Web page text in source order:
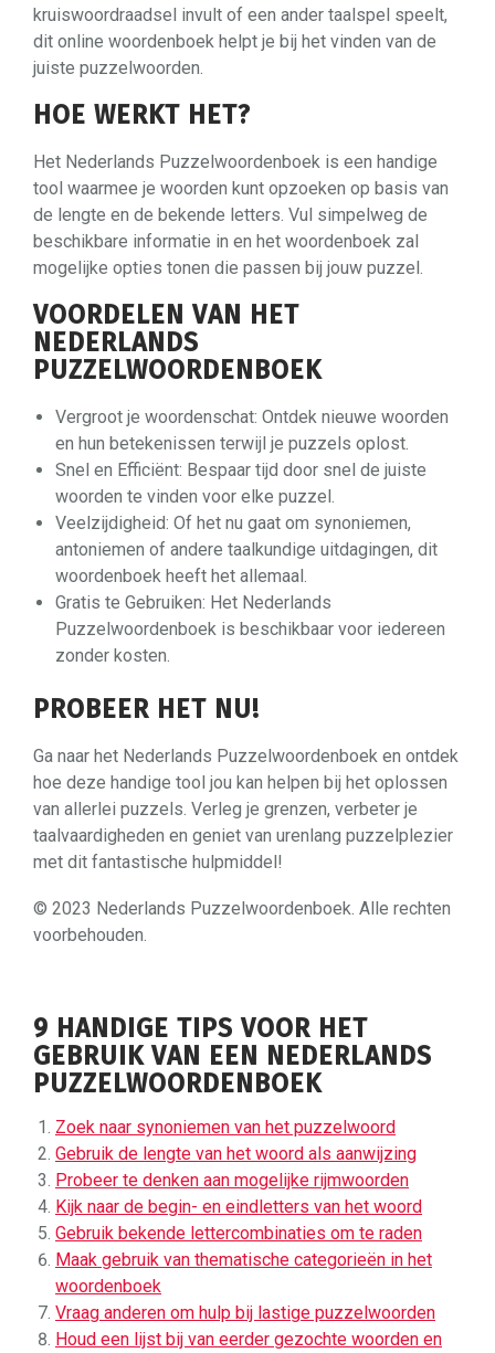
kruiswoordraadsel invult of een ander taalspel speelt,
dit online woordenboek helpt je bij het vinden van de
juiste puzzelwoorden.
HOE WERKT HET?
Het Nederlands Puzzelwoordenboek is een handige
tool waarmee je woorden kunt opzoeken op basis van
de lengte en de bekende letters. Vul simpelweg de
beschikbare informatie in en het woordenboek zal
mogelijke opties tonen die passen bij jouw puzzel.
VOORDELEN VAN HET
NEDERLANDS
PUZZELWOORDENBOEK
Vergroot je woordenschat: Ontdek nieuwe woorden
en hun betekenissen terwijl je puzzels oplost.
Snel en Efficiënt: Bespaar tijd door snel de juiste
woorden te vinden voor elke puzzel.
Veelzijdigheid: Of het nu gaat om synoniemen,
antoniemen of andere taalkundige uitdagingen, dit
woordenboek heeft het allemaal.
Gratis te Gebruiken: Het Nederlands
Puzzelwoordenboek is beschikbaar voor iedereen
zonder kosten.
PROBEER HET NU!
Ga naar het Nederlands Puzzelwoordenboek en ontdek
hoe deze handige tool jou kan helpen bij het oplossen
van allerlei puzzels. Verleg je grenzen, verbeter je
taalvaardigheden en geniet van urenlang puzzelplezier
met dit fantastische hulpmiddel!
© 2023 Nederlands Puzzelwoordenboek. Alle rechten
voorbehouden.
9 HANDIGE TIPS VOOR HET
GEBRUIK VAN EEN NEDERLANDS
PUZZELWOORDENBOEK
Zoek naar synoniemen van het puzzelwoord
Gebruik de lengte van het woord als aanwijzing
Probeer te denken aan mogelijke rijmwoorden
Kijk naar de begin- en eindletters van het woord
Gebruik bekende lettercombinaties om te raden
Maak gebruik van thematische categorieën in het
woordenboek
Vraag anderen om hulp bij lastige puzzelwoorden
Houd een lijst bij van eerder gezochte woorden en